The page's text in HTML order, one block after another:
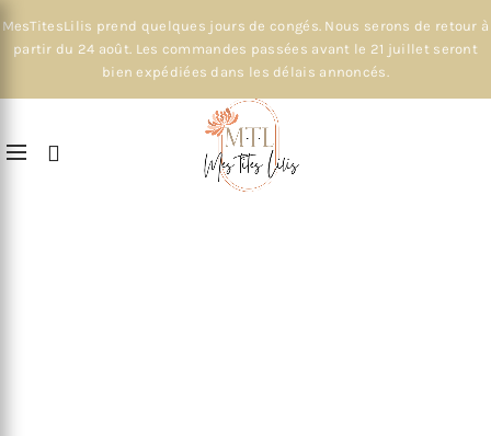
MesTitesLilis prend quelques jours de congés. Nous serons de retour à
partir du 24 août. Les commandes passées avant le 21 juillet seront
bien expédiées dans les délais annoncés.